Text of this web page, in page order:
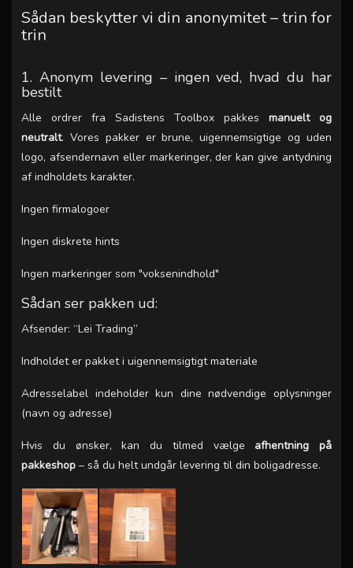
Sådan beskytter vi din anonymitet – trin for
trin
1. Anonym levering – ingen ved, hvad du har
bestilt
Alle ordrer fra Sadistens Toolbox pakkes manuelt og
neutralt. Vores pakker er brune, uigennemsigtige og uden
logo, afsendernavn eller markeringer, der kan give antydning
af indholdets karakter.
Ingen firmalogoer
Ingen diskrete hints
Ingen markeringer som "voksenindhold"
Sådan ser pakken ud:
Afsender: “Lei Trading”
Indholdet er pakket i uigennemsigtigt materiale
Adresselabel indeholder kun dine nødvendige oplysninger
(navn og adresse)
Hvis du ønsker, kan du tilmed vælge afhentning på
pakkeshop – så du helt undgår levering til din boligadresse.